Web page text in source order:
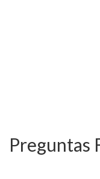
Preguntas